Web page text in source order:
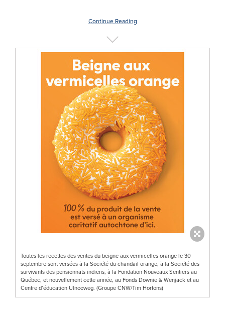
Continue Reading
Toutes les recettes des ventes du beigne aux vermicelles orange le 30
septembre sont versées à la Société du chandail orange, à la Société des
survivants des pensionnats indiens, à la Fondation Nouveaux Sentiers au
Québec, et nouvellement cette année, au Fonds Downie & Wenjack et au
Centre d’éducation Ulnooweg. (Groupe CNW/Tim Hortons)